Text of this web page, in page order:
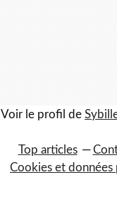
Voir le profil de
Top articles
Cookies et données